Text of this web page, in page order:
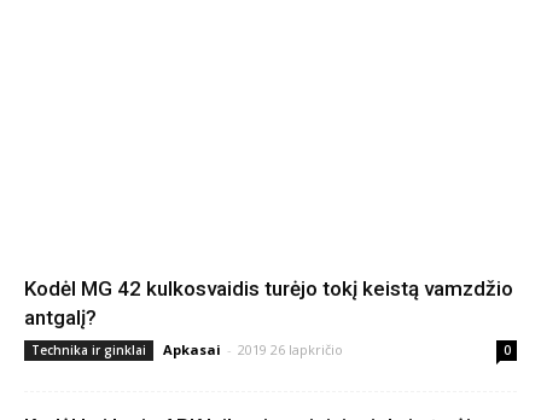
Kodėl MG 42 kulkosvaidis turėjo tokį keistą vamzdžio
antgalį?
Technika ir ginklai Apkasai - 2019 26 lapkričio 0